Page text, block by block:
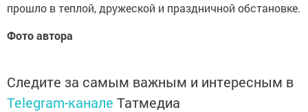
прошло в теплой, дружеской и праздничной обстановке.
Фото автора
Следите за самым важным и интересным в
Telegram-канале Татмедиа